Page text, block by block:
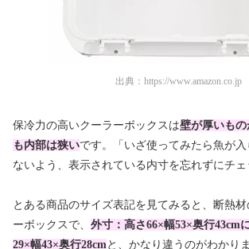
出典： https://www.amazon.co.jp
保冷力の高いクーラーボックスは壁が厚いもの
も内部は狭いです。「いざ使ってみたら魚が
ないよう、表示されている内寸を忘れずにチェ
とある商品のサイズ表記を見てみると、断熱材
ーボックスで、 外寸：高さ66×幅53×奥行43cm
29×幅43×奥行28cmと、かなり違うのがわかりま